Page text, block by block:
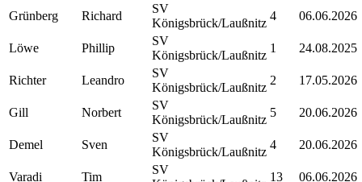
Grünberg Richard
SV
Königsbrück/Laußnitz
4 06.06.2026
Löwe Phillip
SV
Königsbrück/Laußnitz
1 24.08.2025
Richter Leandro
SV
Königsbrück/Laußnitz
2 17.05.2026
Gill Norbert
SV
Königsbrück/Laußnitz
5 20.06.2026
Demel Sven
SV
Königsbrück/Laußnitz
4 20.06.2026
Varadi Tim
SV
13 06.06.2026